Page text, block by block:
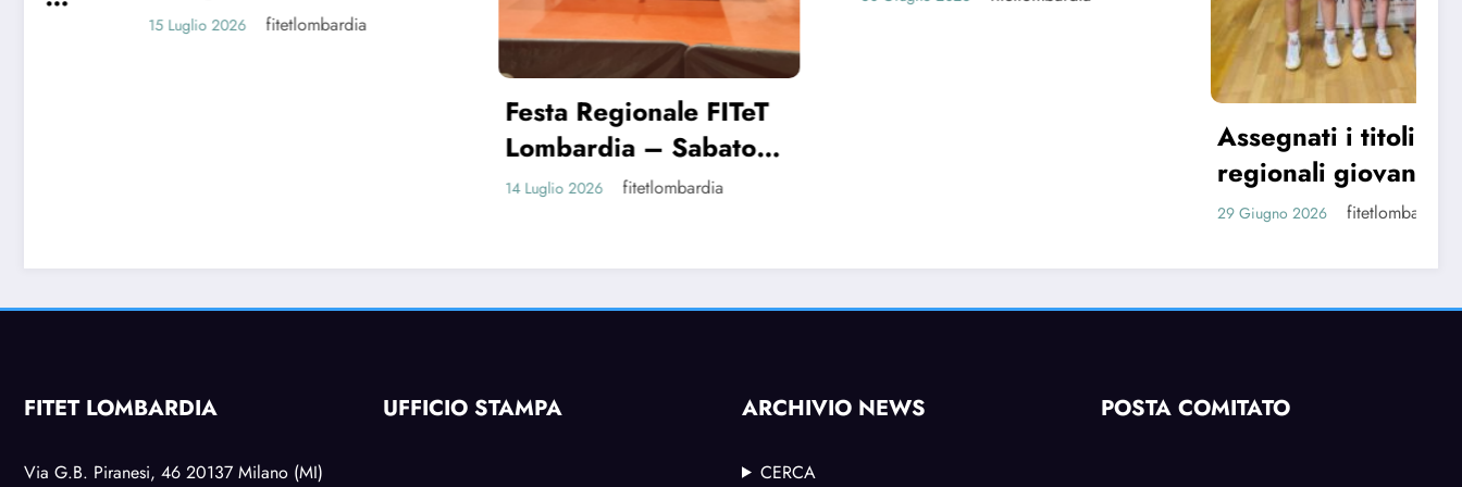
15 Luglio 2026 fitetlombardia
Festa Regionale FITeT
Lombardia – Sabato
12 settembre 2026
14 Luglio 2026 fitetlombardia
GIOVANILE DEGLI
ESORDIENTI”:
finalmente si parte! Il
è qui!
Assegnati i titoli
regionali giovanili
29 Giugno 2026 fitetlombardia
FITET LOMBARDIA
Via G.B. Piranesi, 46 20137 Milano (MI)
UFFICIO STAMPA ARCHIVIO NEWS
CERCA
POSTA COMITATO